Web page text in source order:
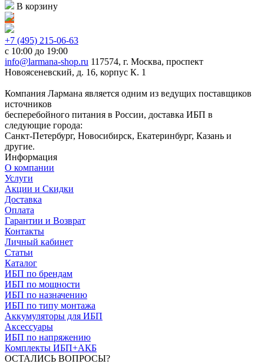
В корзину
+7 (495) 215-06-63
с 10:00 до 19:00
info@larmana-shop.ru 117574, г. Москва, проспект
Новоясеневский, д. 16, корпус К. 1
Компания Лармана является одним из ведущих поставщиков
источников
бесперебойного питания в России, доставка ИБП в
следующие города:
Санкт-Петербург, Новосибирск, Екатеринбург, Казань и
другие.
Информация
О компании
Услуги
Акции и Скидки
Доставка
Оплата
Гарантии и Возврат
Контакты
Личный кабинет
Статьи
Каталог
ИБП по брендам
ИБП по мощности
ИБП по назначению
ИБП по типу монтажа
Аккумуляторы для ИБП
Аксессуары
ИБП по напряжению
Комплекты ИБП+АКБ
ОСТАЛИСЬ ВОПРОСЫ?